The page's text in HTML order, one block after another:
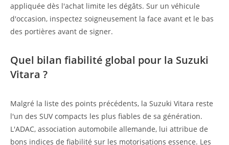
appliquée dès l'achat limite les dégâts. Sur un véhicule
d'occasion, inspectez soigneusement la face avant et le bas
des portières avant de signer.
Quel bilan fiabilité global pour la Suzuki
Vitara ?
Malgré la liste des points précédents, la Suzuki Vitara reste
l'un des SUV compacts les plus fiables de sa génération.
L'ADAC, association automobile allemande, lui attribue de
bons indices de fiabilité sur les motorisations essence. Les